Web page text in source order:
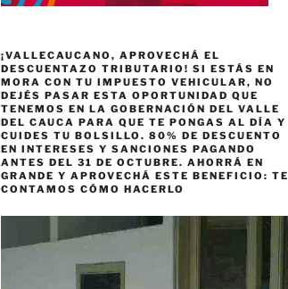
¡VALLECAUCANO, APROVECHÁ EL
DESCUENTAZO TRIBUTARIO! SI ESTÁS EN
MORA CON TU IMPUESTO VEHICULAR, NO
DEJÉS PASAR ESTA OPORTUNIDAD QUE
TENEMOS EN LA GOBERNACIÓN DEL VALLE
DEL CAUCA PARA QUE TE PONGAS AL DÍA Y
CUIDES TU BOLSILLO. 80% DE DESCUENTO
EN INTERESES Y SANCIONES PAGANDO
ANTES DEL 31 DE OCTUBRE. AHORRÁ EN
GRANDE Y APROVECHÁ ESTE BENEFICIO: TE
CONTAMOS CÓMO HACERLO
de